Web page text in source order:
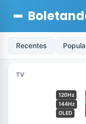
Recentes
TV
120Hz
144Hz
OLED